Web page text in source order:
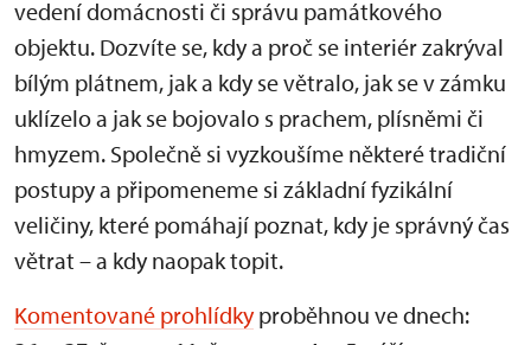
vedení domácnosti či správu památkového
objektu. Dozvíte se, kdy a proč se interiér zakrýval
bílým plátnem, jak a kdy se větralo, jak se v zámku
uklízelo a jak se bojovalo s prachem, plísněmi či
hmyzem. Společně si vyzkoušíme některé tradiční
postupy a připomeneme si základní fyzikální
veličiny, které pomáhají poznat, kdy je správný čas
větrat – a kdy naopak topit.
Komentované prohlídkyproběhnou ve dnech: